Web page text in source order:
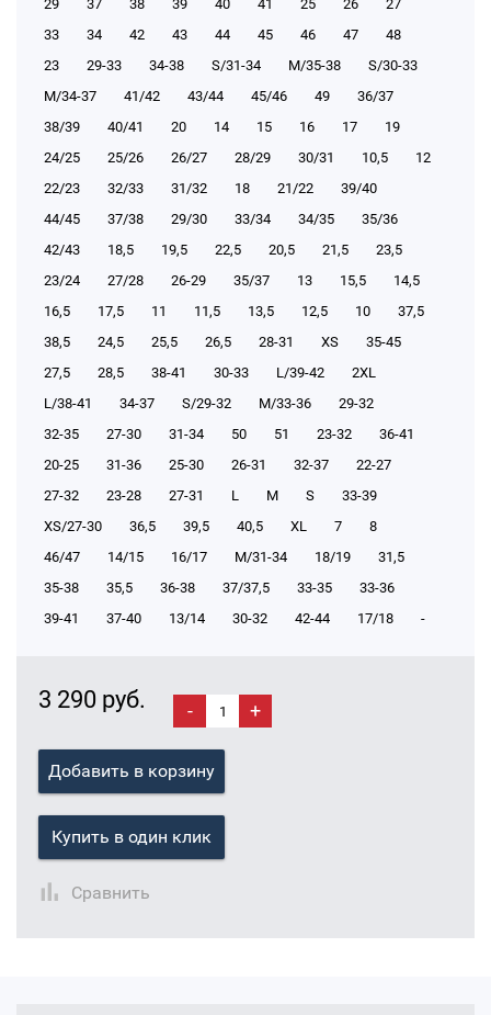
29
37 38 39 40 41 25 26
27
33
34 42 43 44 45 46 47
48
23
29-33 34-38 S/31-34 М/35-38
S/30-33
М/34-37
41/42 43/44 45/46 49
36/37
38/39
40/41 20 14 15 16 17
19
24/25
25/26 26/27 28/29 30/31 10,5
12
22/23
32/33 31/32 18 21/22
39/40
44/45
37/38 29/30 33/34 34/35
35/36
42/43
18,5 19,5 22,5 20,5 21,5
23,5
23/24
27/28 26-29 35/37 13 15,5
14,5
16,5
17,5 11 11,5 13,5 12,5 10
37,5
38,5
24,5 25,5 26,5 28-31 XS
35-45
27,5
28,5 38-41 30-33 L/39-42
2XL
L/38-41
34-37 S/29-32 М/33-36
29-32
32-35
27-30 31-34 50 51 23-32
36-41
20-25
31-36 25-30 26-31 32-37
22-27
27-32
23-28 27-31 L M S
33-39
XS/27-30
36,5 39,5 40,5 XL 7
8
46/47
14/15 16/17 М/31-34 18/19
31,5
35-38
35,5 36-38 37/37,5 33-35
33-36
39-41
37-40 13/14 30-32 42-44 17/18 -
3 290 руб. - +
Добавить в корзину
Купить в один клик
Сравнить